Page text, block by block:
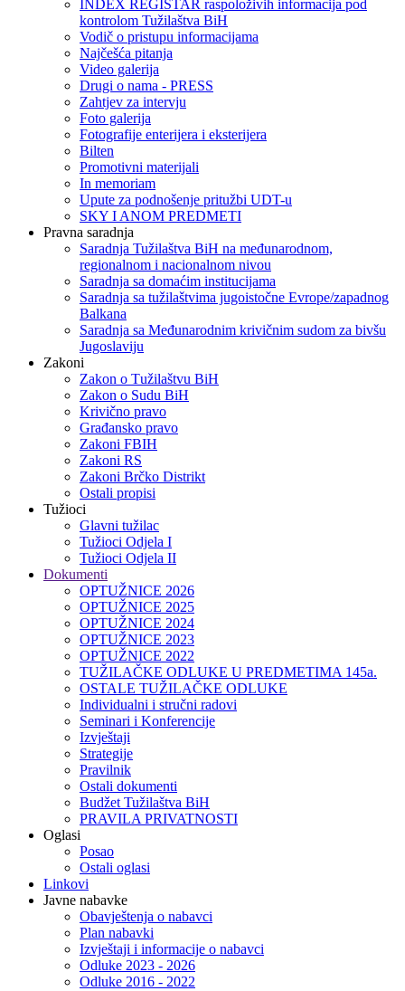
INDEX REGISTAR raspoloživih informacija pod
kontrolom Tužilaštva BiH
Vodič o pristupu informacijama
Najčešća pitanja
Video galerija
Drugi o nama - PRESS
Zahtjev za intervju
Foto galerija
Fotografije enterijera i eksterijera
Bilten
Promotivni materijali
In memoriam
Upute za podnošenje pritužbi UDT-u
SKY I ANOM PREDMETI
Pravna saradnja
Saradnja Tužilaštva BiH na međunarodnom,
regionalnom i nacionalnom nivou
Saradnja sa domaćim institucijama
Saradnja sa tužilaštvima jugoistočne Evrope/zapadnog
Balkana
Saradnja sa Međunarodnim krivičnim sudom za bivšu
Jugoslaviju
Zakoni
Zakon o Тužilaštvu BiH
Zakon o Sudu BiH
Krivično pravo
Građansko pravo
Zakoni FBIH
Zakoni RS
Zakoni Brčko Distrikt
Ostali propisi
Tužioci
Glavni tužilac
Tužioci Odjela I
Tužioci Odjela II
Dokumenti
OPTUŽNICE 2026
OPTUŽNICE 2025
OPTUŽNICE 2024
OPTUŽNICE 2023
OPTUŽNICE 2022
TUŽILAČKE ODLUKE U PREDMETIMA 145a.
OSTALE TUŽILAČKE ODLUKE
Individualni i stručni radovi
Seminari i Konferencije
Izvještaji
Strategije
Pravilnik
Ostali dokumenti
Budžet Tužilaštva BiH
PRAVILA PRIVATNOSTI
Oglasi
Posao
Ostali oglasi
Linkovi
Javne nabavke
Obavještenja o nabavci
Plan nabavki
Izvještaji i informacije o nabavci
Odluke 2023 - 2026
Odluke 2016 - 2022